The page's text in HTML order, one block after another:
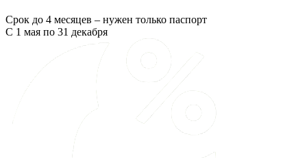
Срок до 4 месяцев – нужен только паспорт
С 1 мая по 31 декабря